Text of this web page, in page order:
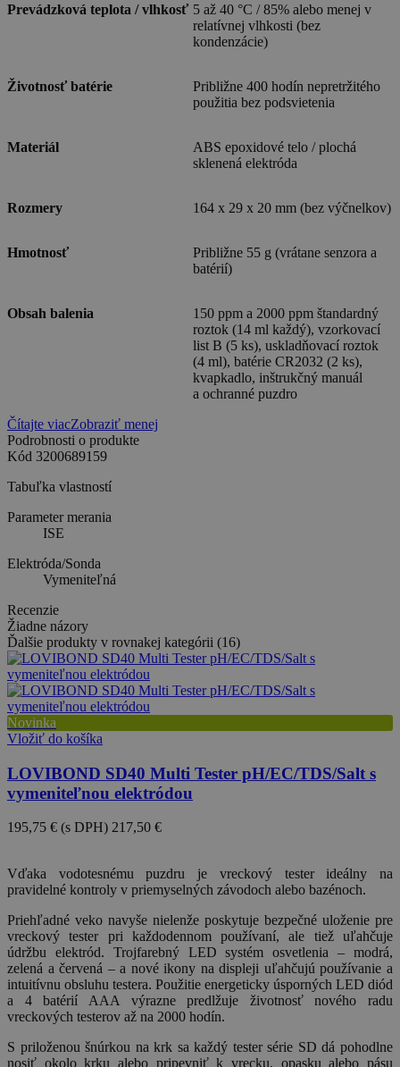
Prevádzková teplota / vlhkosť 5 až 40 °C / 85% alebo menej v
relatívnej vlhkosti (bez
kondenzácie)
Životnosť batérie
Približne 400 hodín nepretržitého
použitia bez podsvietenia
Materiál
ABS epoxidové telo / plochá
sklenená elektróda
Rozmery 164 x 29 x 20 mm (bez výčnelkov)
Hmotnosť
Približne 55 g (vrátane senzora a
batérií)
Obsah balenia
150 ppm a 2000 ppm štandardný
roztok (14 ml každý), vzorkovací
list B (5 ks), uskladňovací roztok
(4 ml), batérie CR2032 (2 ks),
kvapkadlo, inštrukčný manuál
a ochranné puzdro
Čítajte viacZobraziť menej
Podrobnosti o produkte
Kód 3200689159
Tabuľka vlastností
Parameter merania
ISE
Elektróda/Sonda
Vymeniteľná
Recenzie
Žiadne názory
Ďalšie produkty v rovnakej kategórii (16)
Novinka
Vložiť do košíka
LOVIBOND SD40 Multi Tester pH/EC/TDS/Salt s
vymeniteľnou elektródou
195,75 € (s DPH) 217,50 €
Vďaka vodotesnému puzdru je vreckový tester ideálny na
pravidelné kontroly v priemyselných závodoch alebo bazénoch.
Priehľadné veko navyše nielenže poskytuje bezpečné uloženie pre
vreckový tester pri každodennom používaní, ale tiež uľahčuje
údržbu elektród. Trojfarebný LED systém osvetlenia – modrá,
zelená a červená – a nové ikony na displeji uľahčujú používanie a
intuitívnu obsluhu testera. Použitie energeticky úsporných LED diód
a 4 batérií AAA výrazne predlžuje životnosť nového radu
vreckových testerov až na 2000 hodín.
S priloženou šnúrkou na krk sa každý tester série SD dá pohodlne
nosiť okolo krku alebo pripevniť k vrecku, opasku alebo pásu